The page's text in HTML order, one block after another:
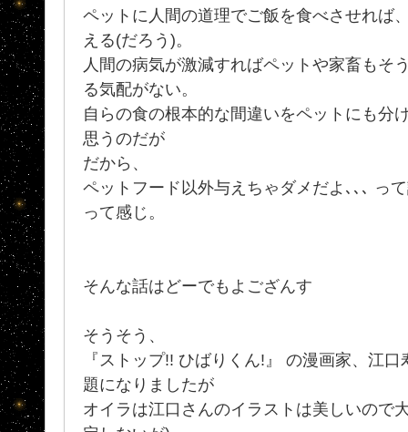
ペットに人間の道理でご飯を食べさせれば
える(だろう)。
人間の病気が激減すればペットや家畜もそ
る気配がない。
自らの食の根本的な間違いをペットにも分
思うのだが
だから、
ペットフード以外与えちゃダメだよ､､､ っ
って感じ。
そんな話はどーでもよござんす
そうそう、
『ストップ!! ひばりくん!』 の漫画家、江口
題になりましたが
オイラは江口さんのイラストは美しいので